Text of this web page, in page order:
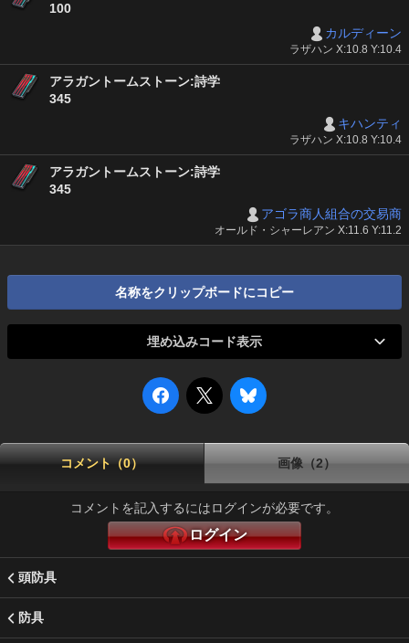
100
カルディーン
ラザハン X:10.8 Y:10.4
アラガントームストーン:詩学
345
キハンティ
ラザハン X:10.8 Y:10.4
アラガントームストーン:詩学
345
アゴラ商人組合の交易商
オールド・シャーレアン X:11.6 Y:11.2
名称をクリップボードにコピー
埋め込みコード表示
コメント（0） 画像（2）
コメントを記入するにはログインが必要です。
ログイン
頭防具
防具